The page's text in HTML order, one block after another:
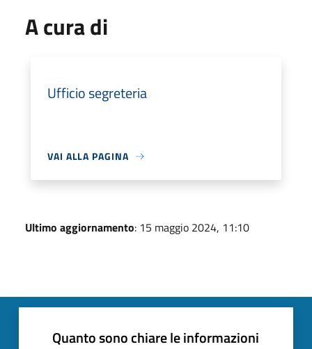
A cura di
Ufficio segreteria
VAI ALLA PAGINA
Ultimo aggiornamento: 15 maggio 2024, 11:10
Quanto sono chiare le informazioni